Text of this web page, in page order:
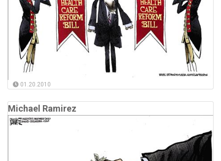
01.20.2010
Michael Ramirez